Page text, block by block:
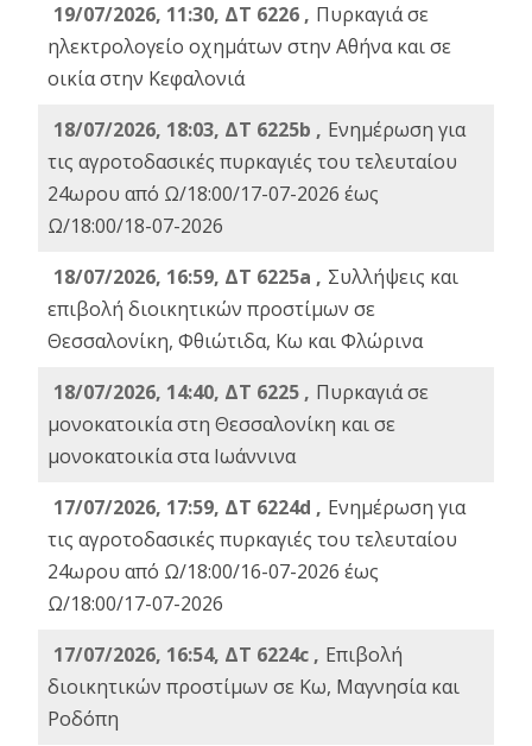
19/07/2026, 11:30, ΔΤ 6226 , Πυρκαγιά σε
ηλεκτρολογείο οχημάτων στην Αθήνα και σε
οικία στην Κεφαλονιά
18/07/2026, 18:03, ΔΤ 6225b , Ενημέρωση για
τις αγροτοδασικές πυρκαγιές του τελευταίου
24ωρου από Ω/18:00/17-07-2026 έως
Ω/18:00/18-07-2026
18/07/2026, 16:59, ΔT 6225a , Συλλήψεις και
επιβολή διοικητικών προστίμων σε
Θεσσαλονίκη, Φθιώτιδα, Κω και Φλώρινα
18/07/2026, 14:40, ΔΤ 6225 , Πυρκαγιά σε
μονοκατοικία στη Θεσσαλονίκη και σε
μονοκατοικία στα Ιωάννινα
17/07/2026, 17:59, ΔΤ 6224d , Ενημέρωση για
τις αγροτοδασικές πυρκαγιές του τελευταίου
24ωρου από Ω/18:00/16-07-2026 έως
Ω/18:00/17-07-2026
17/07/2026, 16:54, ΔΤ 6224c , Επιβολή
διοικητικών προστίμων σε Κω, Μαγνησία και
Ροδόπη